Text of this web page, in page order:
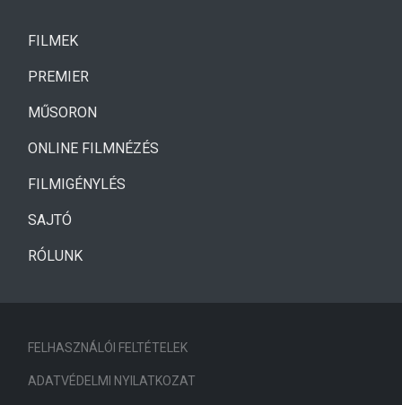
FILMEK(CURRENT)
PREMIER
MŰSORON
ONLINE FILMNÉZÉS
FILMIGÉNYLÉS
SAJTÓ
RÓLUNK
FELHASZNÁLÓI FELTÉTELEK
ADATVÉDELMI NYILATKOZAT